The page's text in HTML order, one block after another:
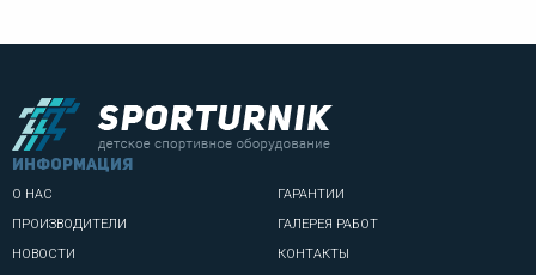
информация
О НАС
ПРОИЗВОДИТЕЛИ
НОВОСТИ
ГАРАНТИИ
ГАЛЕРЕЯ РАБОТ
КОНТАКТЫ